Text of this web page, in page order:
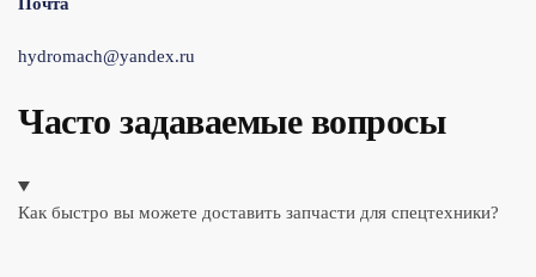
Почта
hydromach@yandex.ru
Часто задаваемые вопросы
Как быстро вы можете доставить запчасти для спецтехники?